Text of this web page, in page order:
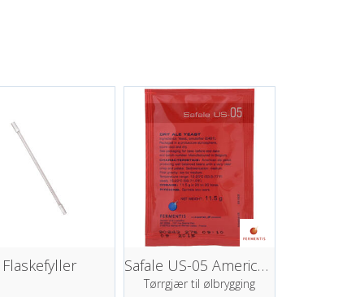
Flaskefyller Safale US-05 American Ale - 11,5gr
Tørrgjær til ølbrygging